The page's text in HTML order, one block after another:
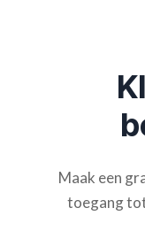
Maak een
toegang